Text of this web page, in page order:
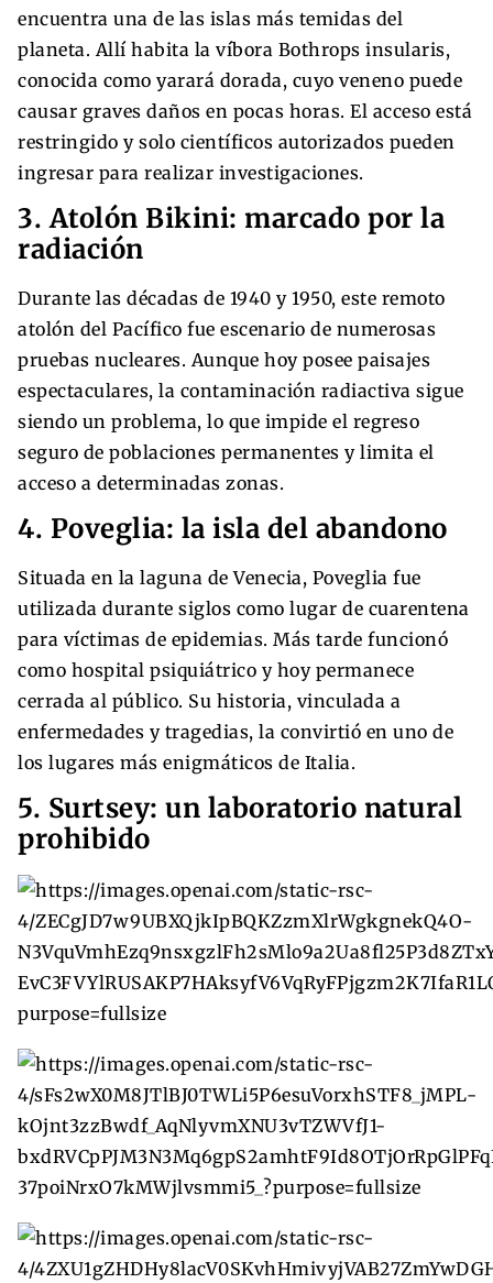
encuentra una de las islas más temidas del
planeta. Allí habita la víbora Bothrops insularis,
conocida como yarará dorada, cuyo veneno puede
causar graves daños en pocas horas. El acceso está
restringido y solo científicos autorizados pueden
ingresar para realizar investigaciones.
3. Atolón Bikini: marcado por la
radiación
Durante las décadas de 1940 y 1950, este remoto
atolón del Pacífico fue escenario de numerosas
pruebas nucleares. Aunque hoy posee paisajes
espectaculares, la contaminación radiactiva sigue
siendo un problema, lo que impide el regreso
seguro de poblaciones permanentes y limita el
acceso a determinadas zonas.
4. Poveglia: la isla del abandono
Situada en la laguna de Venecia, Poveglia fue
utilizada durante siglos como lugar de cuarentena
para víctimas de epidemias. Más tarde funcionó
como hospital psiquiátrico y hoy permanece
cerrada al público. Su historia, vinculada a
enfermedades y tragedias, la convirtió en uno de
los lugares más enigmáticos de Italia.
5. Surtsey: un laboratorio natural
prohibido